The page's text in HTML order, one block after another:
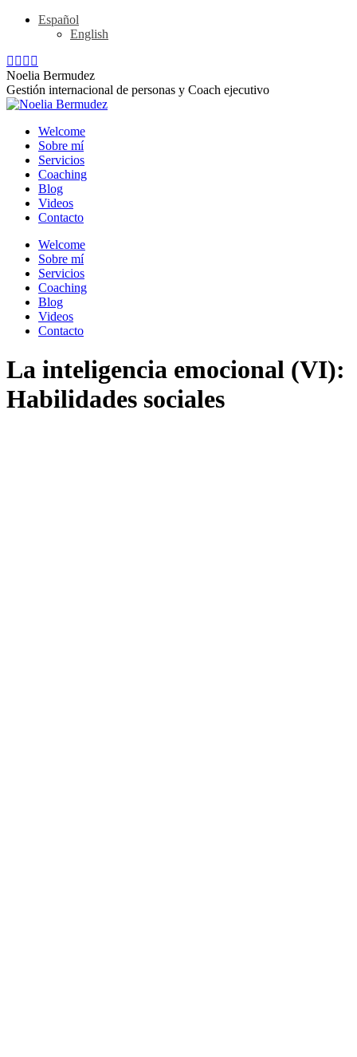
Skip
Español
English
Linkedin
page
opens
in
window
YouTube
page
opens
in
window
Rss
page
opens
in
window
page
opens
in
window
Noelia Bermudez
Gestión internacional de personas y Coach ejecutivo
Welcome
Sobre mí
Servicios
Coaching
Blog
Videos
Contacto
Welcome
Sobre mí
Servicios
Coaching
Blog
Videos
Contacto
La inteligencia emocional (VI):
Habilidades sociales